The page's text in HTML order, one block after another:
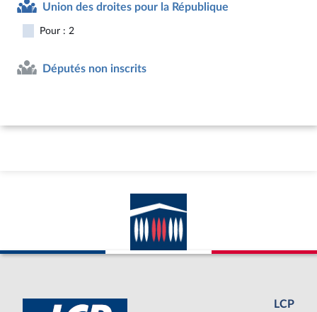
Union des droites pour la République
Pour : 2
Députés non inscrits
LCP